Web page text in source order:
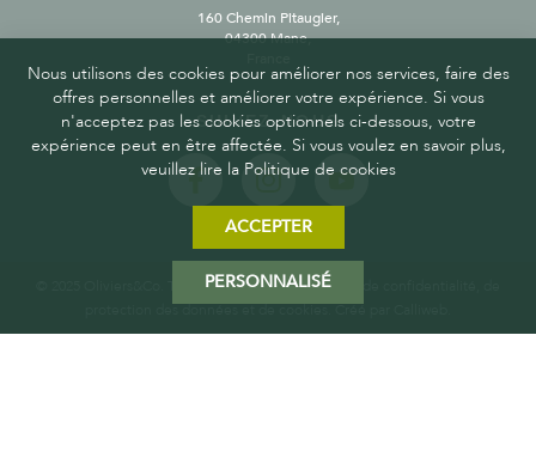
160 Chemin Pitaugier,
04300 Mane,
SUIVEZ-NOUS
© 2025 Oliviers&Co. Tous droits réservés.Politique de confidentialité, de
protection des données et de cookies. Créé par
Nous utilisons des cookies pour améliorer nos services, faire des
offres personnelles et améliorer votre expérience. Si vous
n'acceptez pas les cookies optionnels ci-dessous, votre
expérience peut en être affectée. Si vous voulez en savoir plus,
veuillez lire la Politique de cookies
ACCEPTER
PERSONNALISÉ